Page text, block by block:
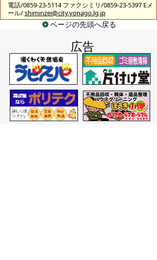
電話/0859-23-5114 ファクシミリ/0859-23-5397 Eメ
ール/shiminzei@city.yonago.lg.jp
ページの先頭へ戻る
広告